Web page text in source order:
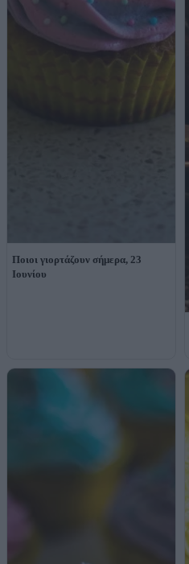
Ποιοι γιορτάζουν σήμερα, 23
Ιουνίου